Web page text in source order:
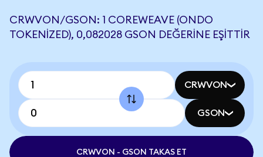
CRWVON/GSON: 1 COREWEAVE (ONDO
TOKENIZED), 0,082028 GSON DEĞERINE EŞITTIR
CRWVON
GSON
CRWVON - GSON TAKAS ET